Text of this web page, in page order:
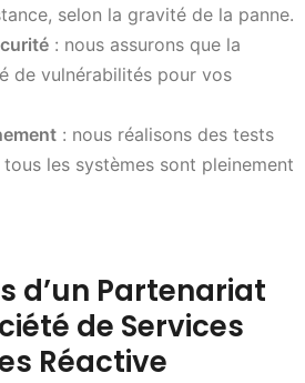
selon la gravité de la panne.
: nous assurons que la
de vulnérabilités pour vos
: nous réalisons des tests
les systèmes sont pleinement
d’un Partenariat
de Services
Réactive